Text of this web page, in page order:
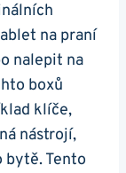
na praní
nalepit na‍
boxů
⁤klíče,
nástrojí,
bytě. Tento